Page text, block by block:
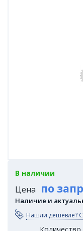
В наличии
Цена по
Наличие и
Нашли дешевле?
Количество